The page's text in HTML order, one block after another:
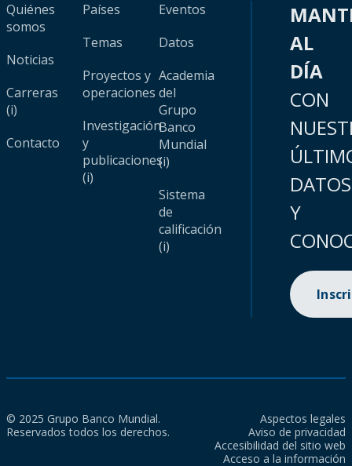
Quiénes
somos
Noticias
Carreras
(i)
Contacto
Países
Temas
Proyectos y
operaciones
Investigación
y
publicaciones
(i)
Eventos
Datos
Academia
del
Grupo
Banco
Mundial
(i)
Sistema
de
calificación
(i)
AL
DÍA
CON
DATOS
Y
© 2025 Grupo Banco Mundial.
Reservados todos los derechos.
Aspectos legales
Aviso de privacidad
Accesibilidad del sitio web
Acceso a la información